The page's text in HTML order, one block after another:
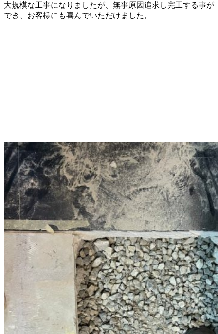
大規模な工事になりましたが、無事原因追求し完工する事が
でき、お客様にも喜んでいただけました。